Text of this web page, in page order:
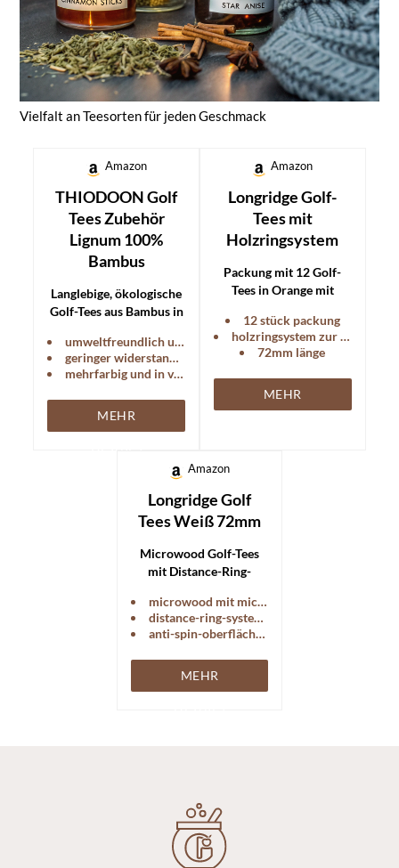
Vielfalt an Teesorten für jeden Geschmack
Amazon
THIODOON Golf
Tees Zubehör
Lignum 100%
Bambus
Langlebige, ökologische
Golf-Tees aus Bambus in
umweltfreundlich und aus 100% natürlichem hartholz
geringer widerstand für weniger reibung
mehrfarbig und in verschiedenen größen erhältlich
MEHR
Amazon
Longridge Golf-
Tees mit
Holzringsystem
Packung mit 12 Golf-
Tees in Orange mit
optimale
Höheneinstellung.
12 stück packung
holzringsystem zur optimalen höheneinstellung
72mm länge
MEHR
Amazon
Longridge Golf
Tees Weiß 72mm
Microwood Golf-Tees
mit Distance-Ring-
Oberfläche.
microwood mit micropolymerfaser
distance-ring-system zur höheneinstellung
anti-spin-oberfläche reduziert backspin
MEHR